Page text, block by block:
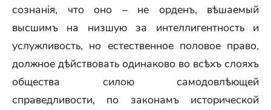
сознанія, что оно – не орденъ, вѣшаемый
высшимъ на низшую за интеллигентность и
услужливость, но естественное половое право,
должное дѣйствовать одинаково во всѣхъ слояхъ
общества силою самодовлѣющей
справедливости, по законамъ исторической